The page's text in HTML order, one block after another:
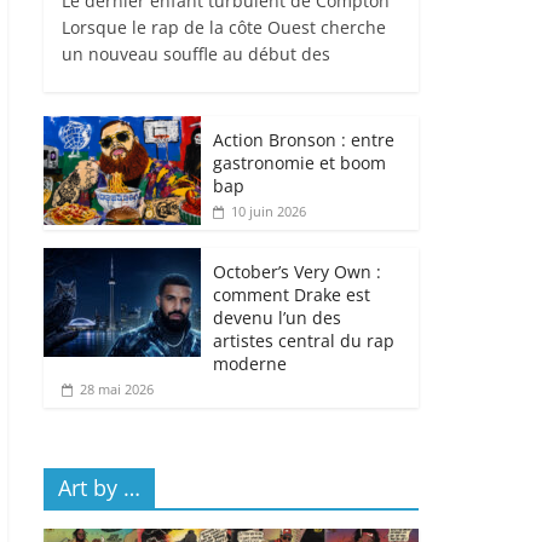
Lorsque le rap de la côte Ouest cherche
un nouveau souffle au début des
Action Bronson : entre
gastronomie et boom
bap
10 juin 2026
October’s Very Own :
comment Drake est
devenu l’un des
artistes central du rap
moderne
28 mai 2026
Art by …